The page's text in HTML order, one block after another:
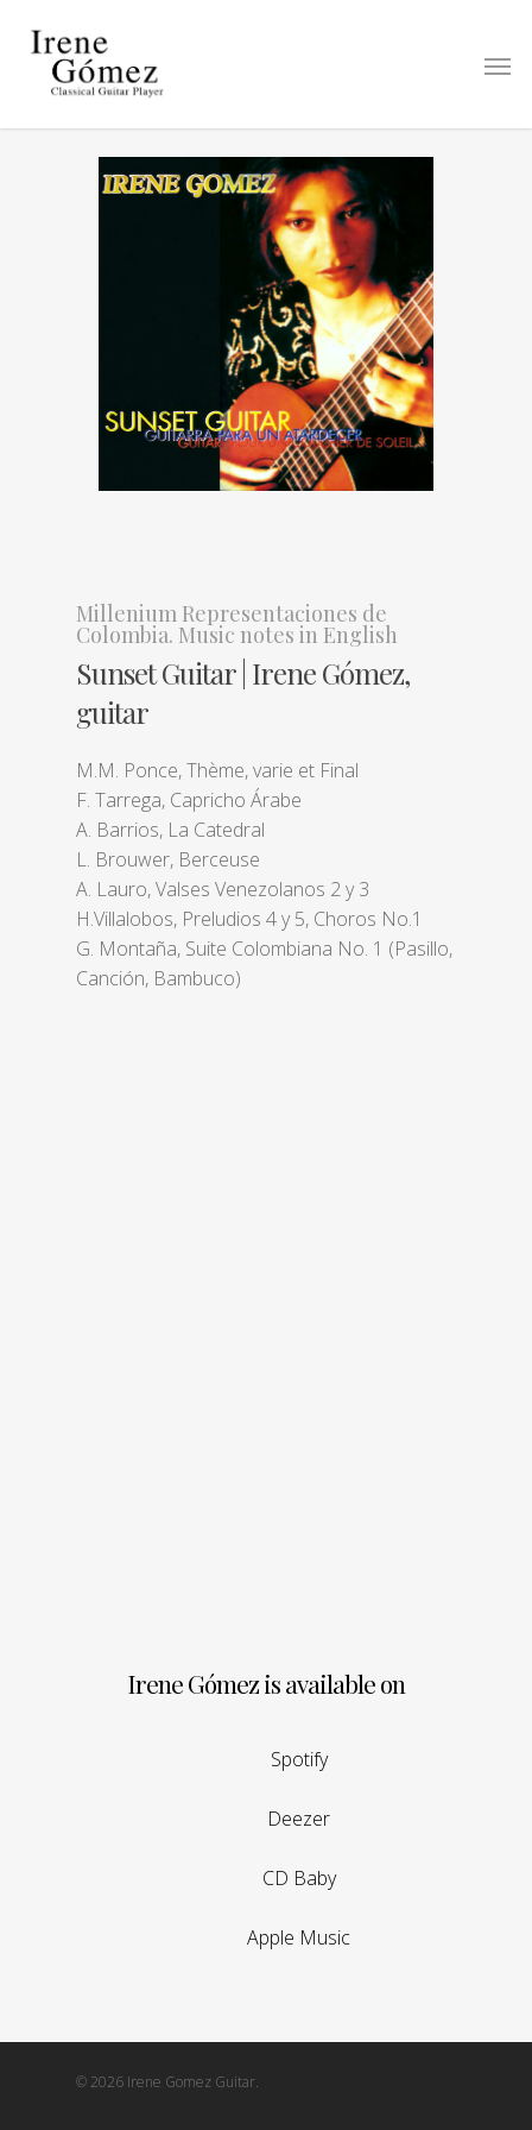
Millenium Representaciones de
Colombia. Music notes in English
Sunset Guitar | Irene Gómez,
guitar
M.M. Ponce, Thème, varie et Final
F. Tarrega, Capricho Árabe
A. Barrios, La Catedral
L. Brouwer, Berceuse
A. Lauro, Valses Venezolanos 2 y 3
H.Villalobos, Preludios 4 y 5, Choros No.1
G. Montaña, Suite Colombiana No. 1 (Pasillo,
Canción, Bambuco)
Irene Gómez is available on
Spotify
Deezer
CD Baby
Apple Music
© 2026 Irene Gomez Guitar.